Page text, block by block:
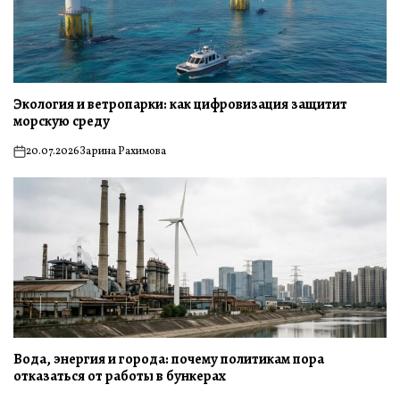
Экология и ветропарки: как цифровизация защитит
морскую среду
on20.07.2026Зарина Рахимова
Вода, энергия и города: почему политикам пора
отказаться от работы в бункерах